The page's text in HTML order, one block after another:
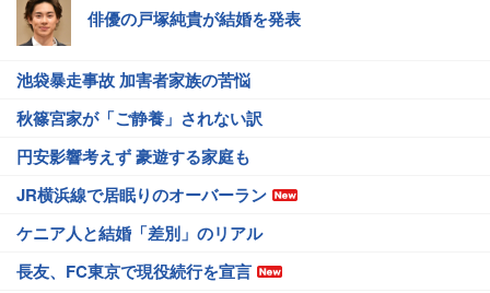
俳優の戸塚純貴が結婚を発表
池袋暴走事故 加害者家族の苦悩
秋篠宮家が「ご静養」されない訳
円安影響考えず 豪遊する家庭も
JR横浜線で居眠りのオーバーラン
ケニア人と結婚「差別」のリアル
長友、FC東京で現役続行を宣言